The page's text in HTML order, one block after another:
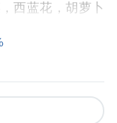
西蓝花，胡萝卜
，促进肠道消化